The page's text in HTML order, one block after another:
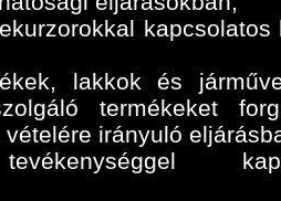
kapcsolatos
lakkok és
termékeket
irányuló